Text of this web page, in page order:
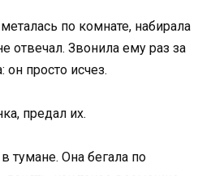
по комнате, набирала
отвечал. Звонила ему раз за
он просто исчез.
предал их.
тумане. Она бегала по